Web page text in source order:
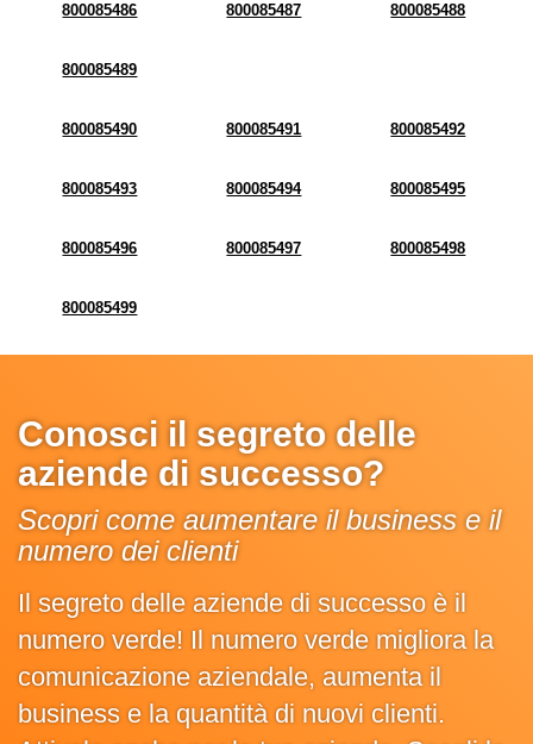
800085486 800085487 800085488
800085489
800085490 800085491 800085492
800085493 800085494 800085495
800085496 800085497 800085498
800085499
Conosci il segreto delle
aziende di successo?
Scopri come aumentare il business e il
numero dei clienti
Il segreto delle aziende di successo è il
numero verde! Il numero verde migliora la
comunicazione aziendale, aumenta il
business e la quantità di nuovi clienti.